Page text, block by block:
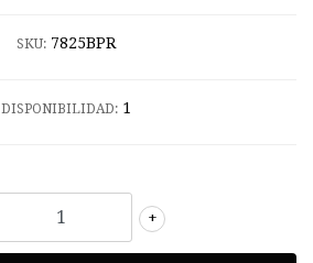
SKU: 7825BPR
DISPONIBILIDAD: 1
+